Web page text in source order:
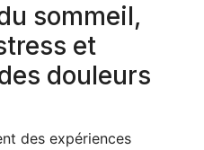
sommeil,
et
douleurs
des expériences